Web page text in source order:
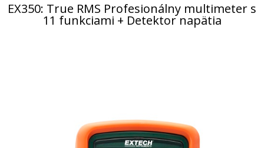
EX350: True RMS Profesionálny multimeter s
11 funkciami + Detektor napätia